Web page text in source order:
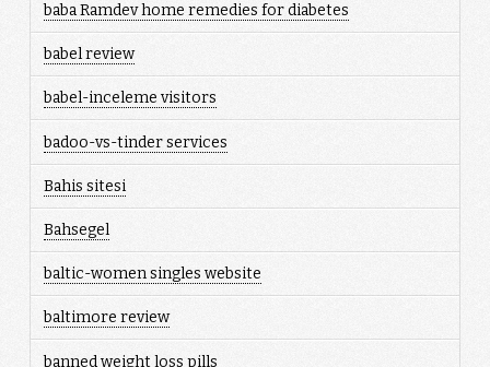
baba Ramdev home remedies for diabetes
babel review
babel-inceleme visitors
badoo-vs-tinder services
Bahis sitesi
Bahsegel
baltic-women singles website
baltimore review
banned weight loss pills